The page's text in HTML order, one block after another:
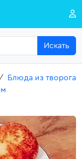
Искать
Блюда из творога